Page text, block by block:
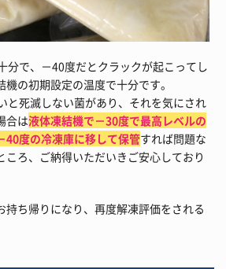
分で、－40度だとクラックが起こってし
の初期設定の温度で十分です。
と死滅しない菌があり、それを気にされ
合は液体凍結機で－30度で最高レベルの
40度の冷凍庫に移して保管すれば問題な
ころ、ご納得いただいきご安心しており
持ち帰りになり、再度解凍評価をされる